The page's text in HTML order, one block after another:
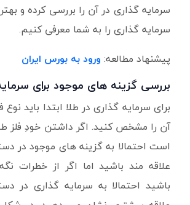
سرمایه گذاری در آن را بررسی کرده و
سرمایه گذاری را به شما معرفی کنیم.
پیشنهاد مطالعه: ورود به بورس ایران
بررسی گزینه های موجود برای
برای سرمایه گذاری در طلا ابتدا باید
آن را مشخص کنید. اگر داشتن خودِ فلز
است احتمالا به گزینه های موجود در
علاقه مند باشید اما اگر از خطرات
باشید احتمالا به سرمایه گذاری در